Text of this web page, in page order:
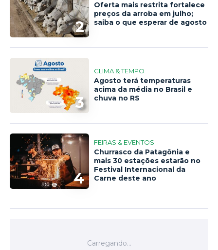
2
Oferta mais restrita fortalece
preços da arroba em julho;
saiba o que esperar de agosto
3
CLIMA & TEMPO
Agosto terá temperaturas
acima da média no Brasil e
chuva no RS
4
FEIRAS & EVENTOS
Churrasco da Patagônia e
mais 30 estações estarão no
Festival Internacional da
Carne deste ano